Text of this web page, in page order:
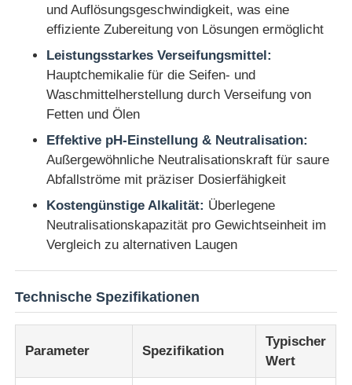
Fabrik Tour
Qualitätskontrolle
Nachrichten
Alle Fälle
Persulfate
und Auflösungsgeschwindigkeit, was eine
effiziente Zubereitung von Lösungen ermöglicht
Leistungsstarkes Verseifungsmittel:
Hauptchemikalie für die Seifen- und
Waschmittelherstellung durch Verseifung von
Fetten und Ölen
Effektive pH-Einstellung & Neutralisation:
Außergewöhnliche Neutralisationskraft für saure
Abfallströme mit präziser Dosierfähigkeit
Kostengünstige Alkalität: Überlegene
Neutralisationskapazität pro Gewichtseinheit im
Vergleich zu alternativen Laugen
Technische Spezifikationen
Parameter Spezifikation
Typischer
Wert